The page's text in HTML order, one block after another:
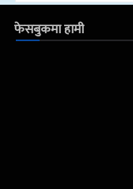
फेसबुकमा हामी